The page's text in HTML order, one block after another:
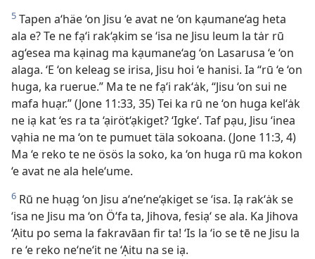
5 Tapen a‘häe ‘on Jisu ‘e avat ne ‘on kạumane‘ag heta
ala e? Te ne fạ‘i rak‘ạkim se ‘isa ne Jisu leum la tȧr rū
ag‘esea ma kạinag ma kạumane‘ag ‘on Lasarusa ‘e ‘on
alaga. ‘E ‘on keleag se irisa, Jisu hoi ‘e hanisi. Ia “rū ‘e ‘on
huga, ka ruerue.” Ma te ne fạ‘i rak‘ȧk, “Jisu ‘on sui ne
mafa huạr.” (Jone 11:33, 35) Tei ka rū ne ‘on huga kel‘ȧk
ne iạ kat ‘es ra ta ‘ạiröt‘ạkiget? ‘Igke‘. Taf pạu, Jisu ‘inea
vạhia ne ma ‘on te pumuet täla sokoana. (Jone 11:3, 4)
Ma ‘e reko te ne ösös la soko, ka ‘on huga rū ma kokon
‘e avat ne ala hele‘ume.
6 Rū ne huạg ‘on Jisu a‘ne‘ne‘ạkiget se ‘isa. Iạ rak‘ȧk se
‘isa ne Jisu ma ‘on Ö‘fa ta, Jihova, fesiạ‘ se ala. Ka Jihova
‘Ạitu po sema la fakravāan fir ta! ‘Is la ‘io se tē ne Jisu la
re ‘e reko ne‘ne‘it ne ‘Ạitu na se iạ.